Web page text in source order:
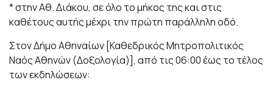
* στην Αθ. Διάκου, σε όλο το μήκος της και στις
καθέτους αυτής μέχρι την πρώτη παράλληλη οδό.
Στον Δήμο Αθηναίων [Καθεδρικός Μητροπολιτικός
Ναός Αθηνών (Δοξολογία)], από τις 06:00 έως το τέλος
των εκδηλώσεων: